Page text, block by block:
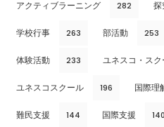
アクティブラーニング 282 探
学校行事 263 部活動 253
体験活動 233 ユネスコ・スク
ユネスコスクール 196 国際理
難民支援 144 国際支援 140